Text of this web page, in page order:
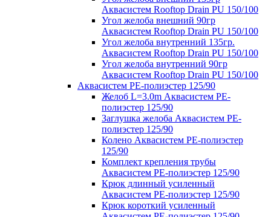
Аквасистем Rooftop Drain PU 150/100
Угол желоба внешний 90гр
Аквасистем Rooftop Drain PU 150/100
Угол желоба внутренний 135гр.
Аквасистем Rooftop Drain PU 150/100
Угол желоба внутренний 90гр
Аквасистем Rooftop Drain PU 150/100
Аквасистем PE-полиэстер 125/90
Желоб L=3.0m Аквасистем PE-
полиэстер 125/90
Заглушка желоба Аквасистем PE-
полиэстер 125/90
Колено Аквасистем PE-полиэстер
125/90
Комплект крепления трубы
Аквасистем PE-полиэстер 125/90
Крюк длинный усиленный
Аквасистем PE-полиэстер 125/90
Крюк короткий усиленный